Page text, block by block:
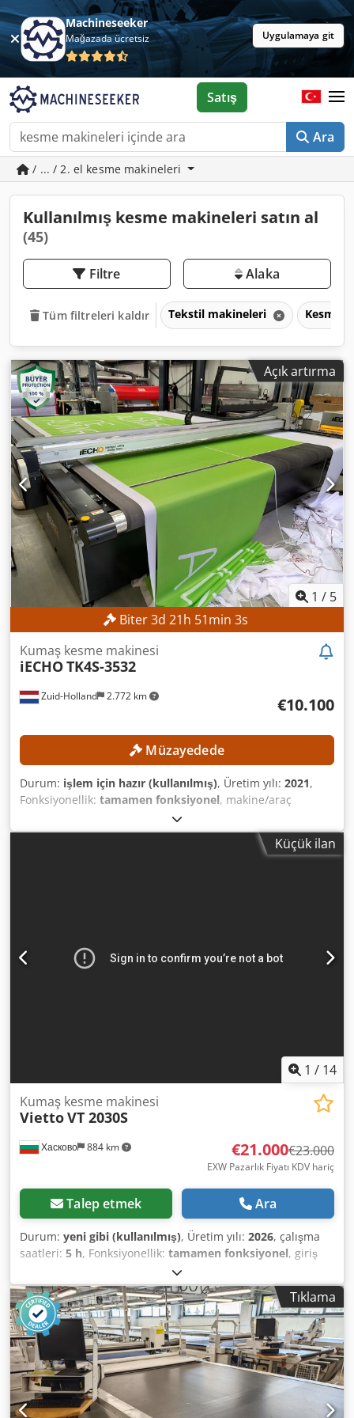
Machineseeker
Mağazada ücretsiz Uygulamaya git
Ara
Satış
/ ... / 2. el kesme makineleri
Kullanılmış kesme makineleri satın al
(45)
Filtre Alaka
Tüm filtreleri kaldır Tekstil makineleri Kesme
Açık artırma
1 / 5
Biter3d 21h 51min 2s
Zuid-Holland 2.772 km
Kumaş kesme makinesi
iECHOTK4S-3532
€10.100
Müzayedede
Durum: işlem için hazır (kullanılmış), Üretim yılı: 2021,
Fonksiyonellik: tamamen fonksiyonel, makine/araç
, çalışma genişliği:
kesme hızı:90.000 mm/dak, sac kalınlığı (maks.):50 mm,
, Asgari fiyat yok – en yüksek
malzeme kalınlığı: 50 mm Maksimum çalışma hızı: 1.500
mm/s MAKİNE DETAYLARI Durumu: Sökülmüş Djdpezpxg
Küçük ilan
1 / 14
Хасково 884 km
Kumaş kesme makinesi
ViettoVT 2030S
€21.000€23.000
EXW Pazarlık Fiyatı KDV hariç
Talep etmek Ara
Durum: yeni gibi (kullanılmış), Üretim yılı: 2026, çalışma
saatleri: 5 h, Fonksiyonellik: tamamen fonksiyonel, giriş
, toplam genişlik:
uzunluk:4.500 mm, giriş voltajı:380 V, besleme uzunluğu
X ekseni:2.000 mm, y ekseni ilerleme uzunluğu:3.000
mm, Z ekseni ilerleme mesafesi:150 mm, çalışma
genişliği:
2.000 mm, toplam yükseklik:3.000 mm, kesme
genişliği (maks.):2.000 mm, kesme yüksekliği (maks.):3.000
mm, basınçlı hava bağlantısı:3 bar, Hochpräzisions-CNC-
Schneidemaschine für Carbonfaser-Prepregs &
Verbundwerkstoffe Professioneller CNC-Schneideplotter
Tıklama